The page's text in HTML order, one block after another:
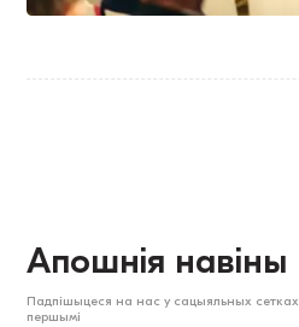
Апошнія навіны
Падпішыцеся на нас у сацыяльных
першымі